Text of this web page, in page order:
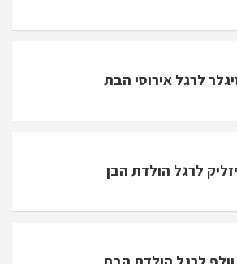
לרגל אירוסי הבת
לרגל הולדת הבן